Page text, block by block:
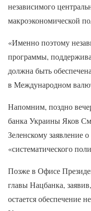
независимого
макроэкономической
«Именно поэтому
программы,
должна быть
в Международном
Напомним, поздно
банка Украины Яков
Зеленскому заявление
«систематического
Позже в Офисе
главы Нацбанка,
остается обеспечение